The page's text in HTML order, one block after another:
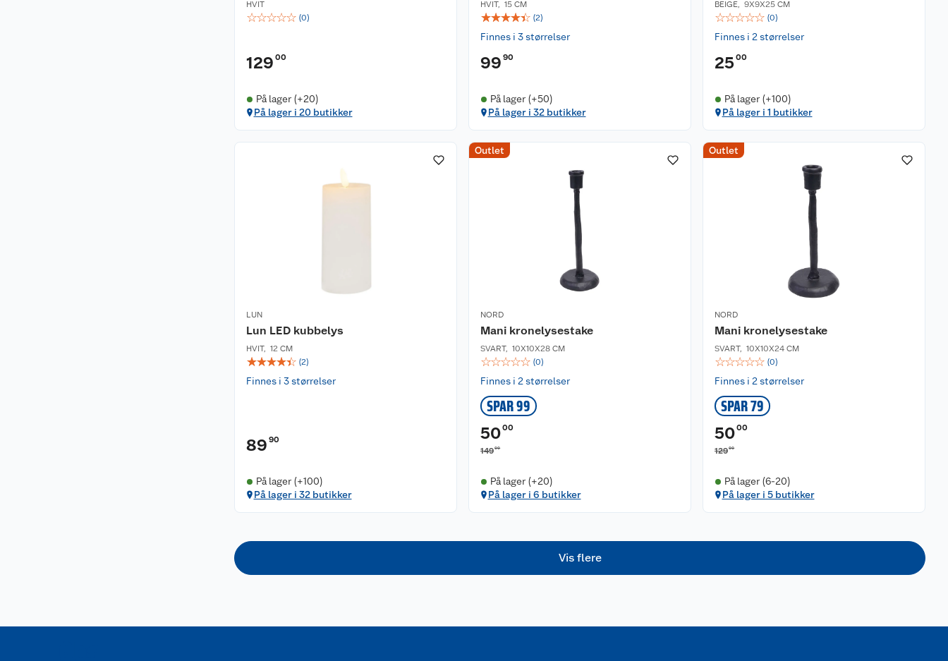
HVIT
☆☆☆☆☆ (0)
129 00
På lager (+20)
På lager i 20 butikker
HVIT, 15 CM
☆☆☆☆☆ (2)
Finnes i 3 størrelser
99 90
På lager (+50)
På lager i 32 butikker
BEIGE, 9X9X25 CM
☆☆☆☆☆ (0)
Finnes i 2 størrelser
25 00
På lager (+100)
På lager i 1 butikker
LUN
Lun LED kubbelys
HVIT, 12 CM
☆☆☆☆☆ (2)
Finnes i 3 størrelser
89 90
På lager (+100)
På lager i 32 butikker
Outlet
NORD
Mani kronelysestake
SVART, 10X10X28 CM
☆☆☆☆☆ (0)
Finnes i 2 størrelser
SPAR 99
5000
14900
På lager (+20)
På lager i 6 butikker
Outlet
NORD
Mani kronelysestake
SVART, 10X10X24 CM
☆☆☆☆☆ (0)
Finnes i 2 størrelser
SPAR 79
5000
12900
På lager (6-20)
På lager i 5 butikker
Vis flere